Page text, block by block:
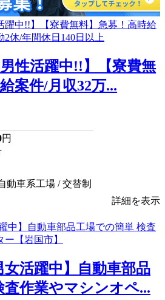
男性活躍中!!】【寮費無
案件/月収32万...
円
動車系工場 / 交替制
詳細を表示
女活躍中】自動車部品
作業やマシンオペ...